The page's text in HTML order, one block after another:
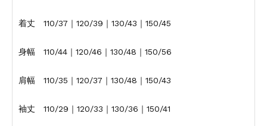
着丈 110/37｜120/39｜130/43｜150/45
身幅 110/44｜120/46｜130/48｜150/56
肩幅 110/35｜120/37｜130/48｜150/43
袖丈 110/29｜120/33｜130/36｜150/41